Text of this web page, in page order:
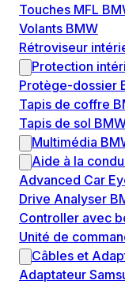
Touches MFL
Volants BMW
Rétroviseur
Protection
Protège-dossier
Tapis de coffre
Tapis de sol
Multimédia
Aide à la
Advanced Car
Drive Analyser
Controller avec
Unité de
Câbles et
Adaptateur